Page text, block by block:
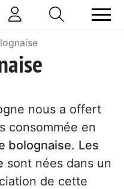
nous a offert
consommée en
bolognaise. Les
sont nées dans un
de cette